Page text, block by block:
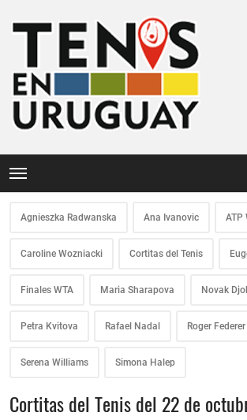
Agnieszka Radwanska Ana Ivanovic ATP
Caroline Wozniacki Cortitas del Tenis
Finales WTA Maria Sharapova Novak
Petra Kvitova Rafael Nadal Roger Federer
Serena Williams Simona Halep
Cortitas del Tenis del 22 de